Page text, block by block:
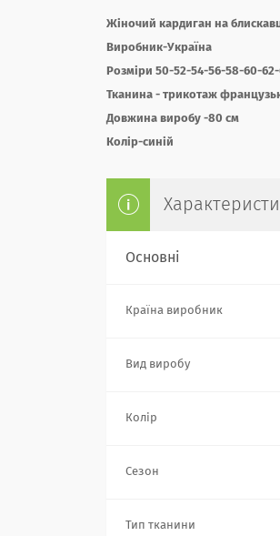
Жіночий кардиган на
Виробник-Україна
Розміри 50-52-54-56-58-60-62-
Тканина - трикотаж
Довжина виробу -80 см
Колір-синій
Основні
Країна виробник
Вид виробу
Колір
Сезон
Тип тканини